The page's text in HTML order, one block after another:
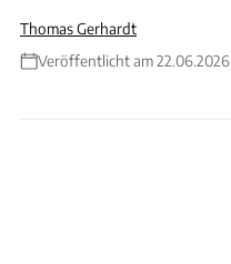
Thomas Gerhardt
Veröffentlicht am 22.06.2026